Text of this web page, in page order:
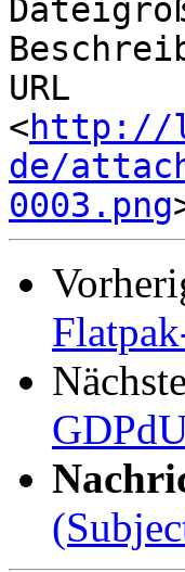
URL
<http://
de/
0003.png